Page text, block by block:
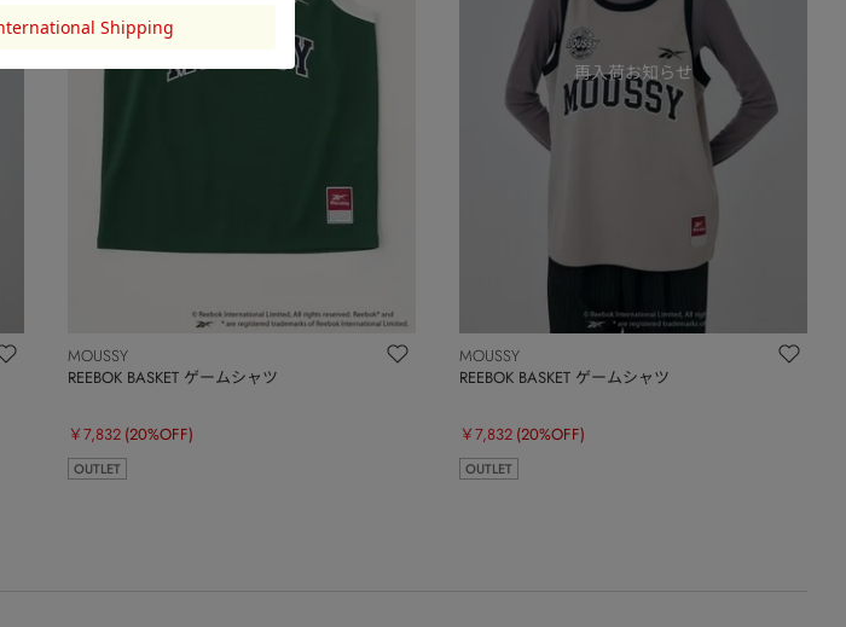
MOUSSY
REEBOK BASKET ゲームシャツ
￥7,832 (20%OFF)
OUTLET
MOUSSY
REEBOK BASKET ゲームシャツ
￥7,832 (20%OFF)
OUTLET